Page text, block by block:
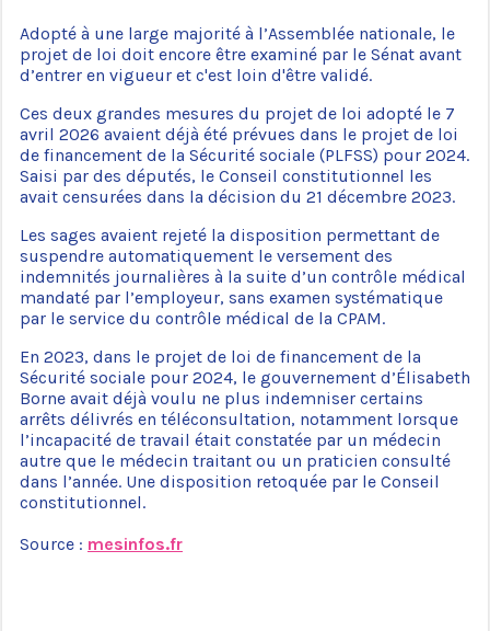
Adopté à une large majorité à l’Assemblée nationale, le
projet de loi doit encore être examiné par le Sénat avant
d’entrer en vigueur et c'est loin d'être validé.
Ces deux grandes mesures du projet de loi adopté le 7
avril 2026 avaient déjà été prévues dans le projet de loi
de financement de la Sécurité sociale (PLFSS) pour 2024.
Saisi par des députés, le Conseil constitutionnel les
avait censurées dans la décision du 21 décembre 2023.
Les sages avaient rejeté la disposition permettant de
suspendre automatiquement le versement des
indemnités journalières à la suite d’un contrôle médical
mandaté par l’employeur, sans examen systématique
par le service du contrôle médical de la CPAM.
En 2023, dans le projet de loi de financement de la
Sécurité sociale pour 2024, le gouvernement d’Élisabeth
Borne avait déjà voulu ne plus indemniser certains
arrêts délivrés en téléconsultation, notamment lorsque
l’incapacité de travail était constatée par un médecin
autre que le médecin traitant ou un praticien consulté
dans l’année. Une disposition retoquée par le Conseil
constitutionnel.
Source : mesinfos.fr